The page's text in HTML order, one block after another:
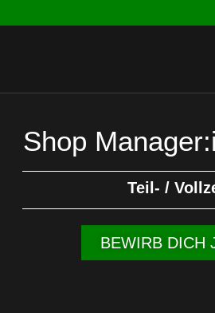
Shop
Teil- /
BEWIRB DICH